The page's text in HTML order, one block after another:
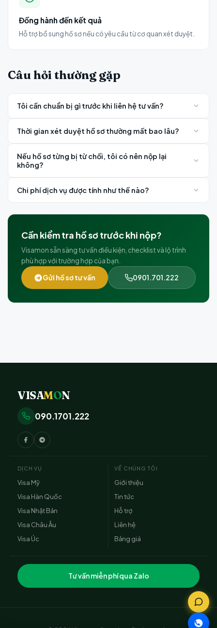
Đồng hành đến kết quả
Hỗ trợ bổ sung hồ sơ nếu có yêu cầu từ cơ quan xét duyệt.
Câu hỏi thường gặp
Tôi cần chuẩn bị gì trước khi liên hệ tư vấn?
đi và tình trạng hồ sơ hiện tại. Chuyên viên Visamon sẽ
Thời gian xét duyệt hồ sơ thường mất bao lâu?
dao động từ vài ngày đến vài tuần. Visamon sẽ thông báo
thời gian dự kiến cụ thể cho từng trường hợp.
Nếu hồ sơ từng bị từ chối, tôi có nên nộp lại
không?
hồ sơ và giải trình phù hợp hơn để tăng khả năng được chấp
Chi phí dịch vụ được tính như thế nào?
Cần kiểm tra hồ sơ trước khi nộp?
Visamon sẵn sàng tư vấn điều kiện, checklist và lộ trình
phù hợp với trường hợp của bạn.
Gửi hồ sơ tư vấn 0901.701.222
VISAMON
090.1701.222
DỊCH VỤ
Visa Mỹ
Visa Hàn Quốc
Visa Nhật Bản
Visa Châu Âu
Visa Úc
VỀ CHÚNG TÔI
Giới thiệu
Tin tức
Hỗ trợ
Liên hệ
Bảng giá
Tư vấn miễn phí qua Zalo